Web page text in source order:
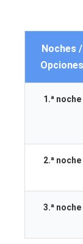
Noches /
Opciones
1.ª noche
2.ª noche
3.ª noche